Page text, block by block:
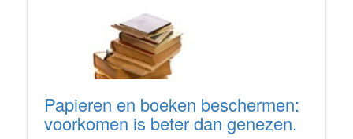
Papieren en boeken beschermen:
voorkomen is beter dan genezen.